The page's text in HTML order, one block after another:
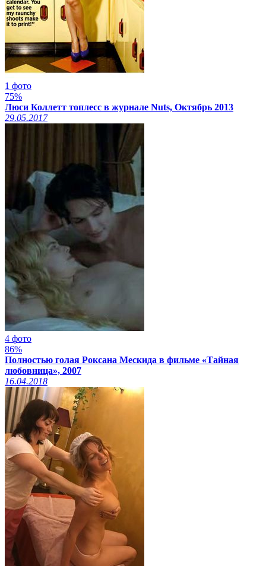
1 фото
75%
Люси Коллетт топлесс в журнале Nuts, Октябрь 2013
29.05.2017
4 фото
86%
Полностью голая Роксана Мескида в фильме «Тайная
любовница», 2007
16.04.2018